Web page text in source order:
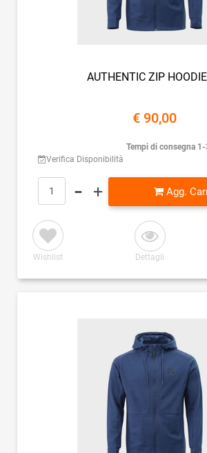
AUTHENTIC ZIP
€ 90,00
Verifica Disponibilità
Tempi di consegna
Quantità
Agg.
Wishlist Dettagli